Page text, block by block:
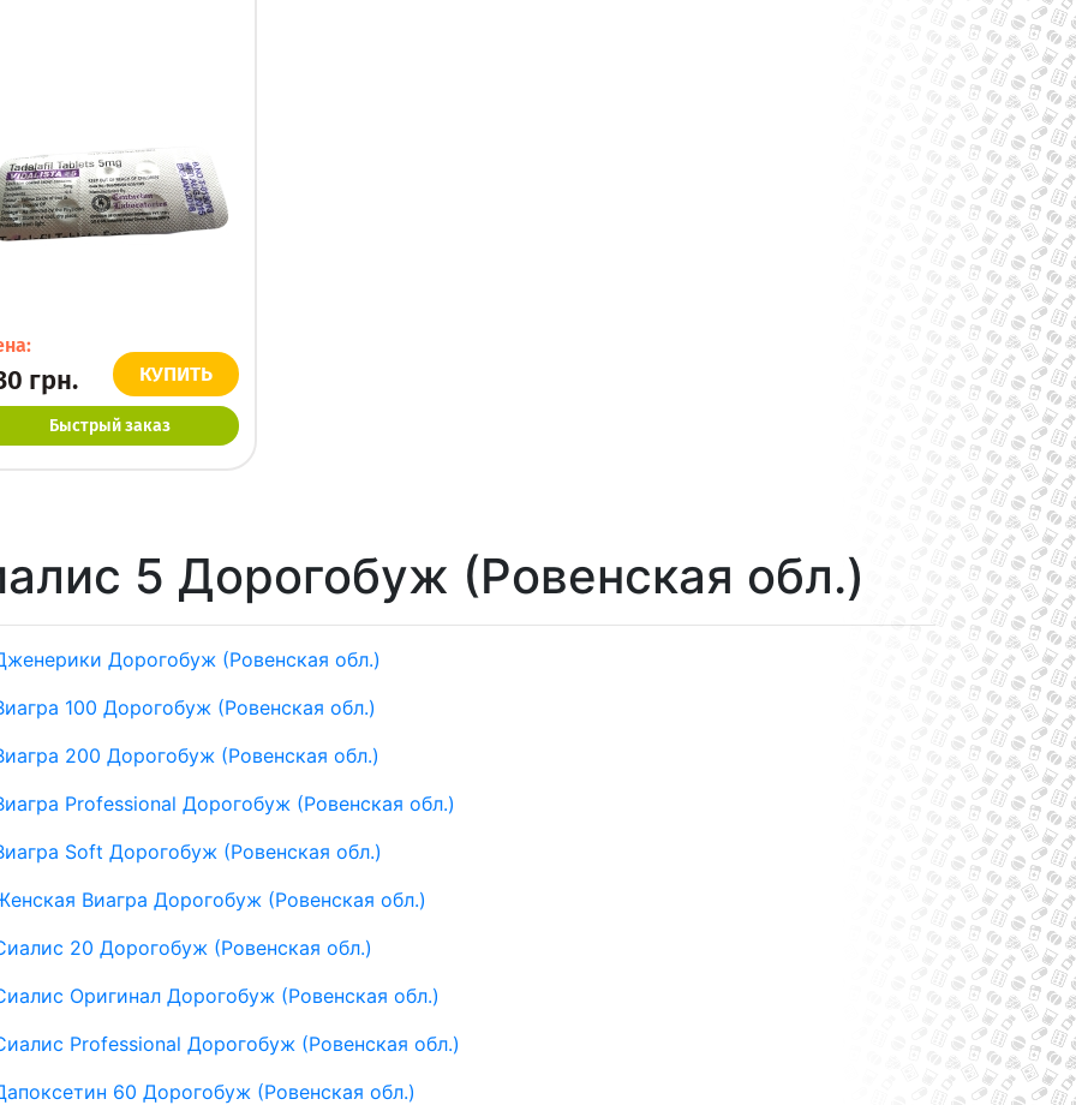
грн. КУПИТЬ
Быстрый заказ
5 Дорогобуж (Ровенская обл.)
Дорогобуж (Ровенская обл.)
100 Дорогобуж (Ровенская обл.)
200 Дорогобуж (Ровенская обл.)
Professional Дорогобуж (Ровенская обл.)
Soft Дорогобуж (Ровенская обл.)
Виагра Дорогобуж (Ровенская обл.)
20 Дорогобуж (Ровенская обл.)
Оригинал Дорогобуж (Ровенская обл.)
Professional Дорогобуж (Ровенская обл.)
60 Дорогобуж (Ровенская обл.)